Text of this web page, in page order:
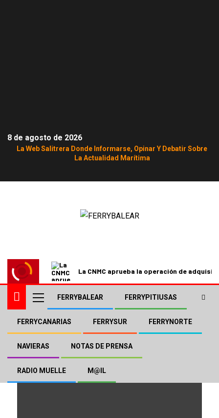
8 de agosto de 2026
La Web Salitrera Donde Informarse, Opinar Y Debatir Sobre
La Actualidad Marítima
La CNMC aprueba la operación de
FERRYBALEAR FERRYPITIUSAS
FERRYCANARIAS FERRYSUR FERRYNORTE
NAVIERAS NOTAS DE PRENSA
RADIO MUELLE M@IL
Bonanza Express